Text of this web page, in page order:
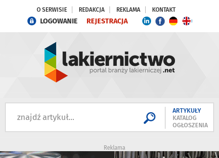
O SERWISIE REDAKCJA REKLAMA KONTAKT
LOGOWANIE REJESTRACJA
ARTYKUŁY
KATALOG
OGŁOSZENIA
Reklama